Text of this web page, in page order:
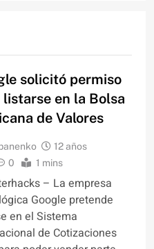
solicitó permiso
listarse en la Bolsa
de Valores
12 años
0 1 mins
– La empresa
Google pretende
en el Sistema
de Cotizaciones